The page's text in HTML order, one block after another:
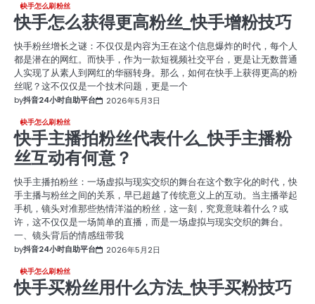
快手怎么刷粉丝
快手怎么获得更高粉丝_快手增粉技巧
快手粉丝增长之谜：不仅仅是内容为王在这个信息爆炸的时代，每个人
都是潜在的网红。而快手，作为一款短视频社交平台，更是让无数普通
人实现了从素人到网红的华丽转身。那么，如何在快手上获得更高的粉
丝呢？这不仅仅是一个技术问题，更是一个
by抖音24小时自助平台 2026年5月3日
快手怎么刷粉丝
快手主播拍粉丝代表什么_快手主播粉
丝互动有何意？
快手主播拍粉丝：一场虚拟与现实交织的舞台在这个数字化的时代，快
手主播与粉丝之间的关系，早已超越了传统意义上的互动。当主播举起
手机，镜头对准那些热情洋溢的粉丝，这一刻，究竟意味着什么？或
许，这不仅仅是一场简单的直播，而是一场虚拟与现实交织的舞台。
一、镜头背后的情感纽带我
by抖音24小时自助平台 2026年5月2日
快手怎么刷粉丝
快手买粉丝用什么方法_快手买粉技巧